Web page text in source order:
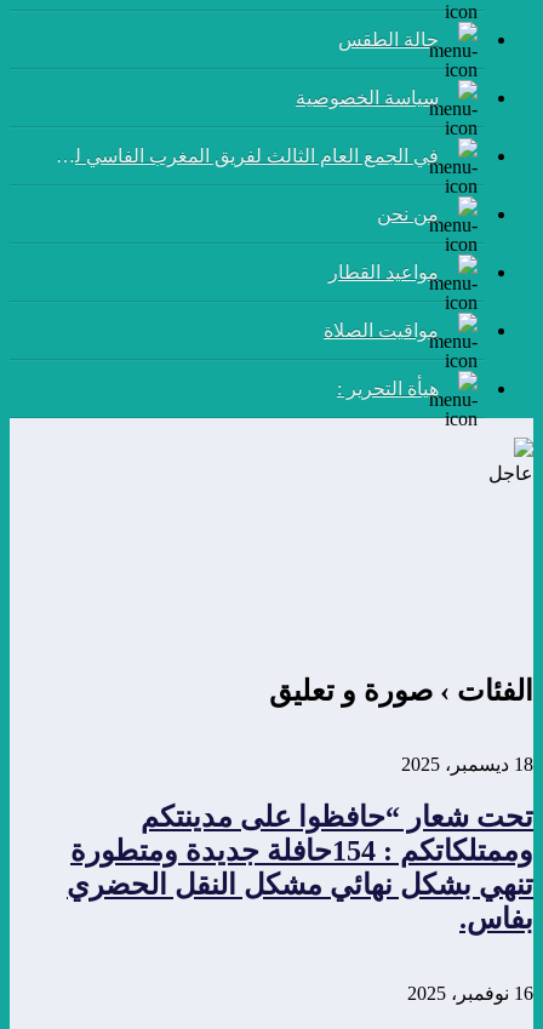
حالة الطقس
سياسة الخصوصية
في الجمع العام الثالث لفريق المغرب الفاسي لكرة القدم:
من نحن
مواعيد القطار
مواقيت الصلاة
هيأة التحرير :
عاجل
الفئات › صورة و تعليق
18 ديسمبر، 2025
تحت شعار “حافظوا على مدينتكم
وممتلكاتكم : 154حافلة جديدة ومتطورة
تنهي بشكل نهائي مشكل النقل الحضري
بفاس.
16 نوفمبر، 2025